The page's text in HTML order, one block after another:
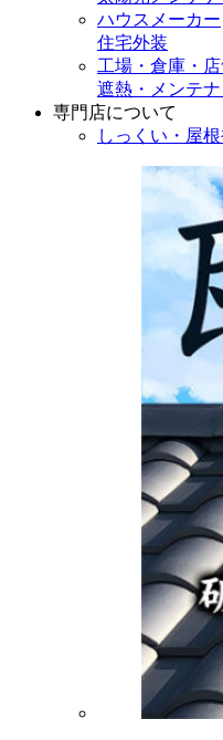
ハウスメーカー
住宅外装
工場・倉庫・
遮熱・メンテナ
専門店について
しっくい・屋